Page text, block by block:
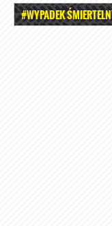
#WYPADEK